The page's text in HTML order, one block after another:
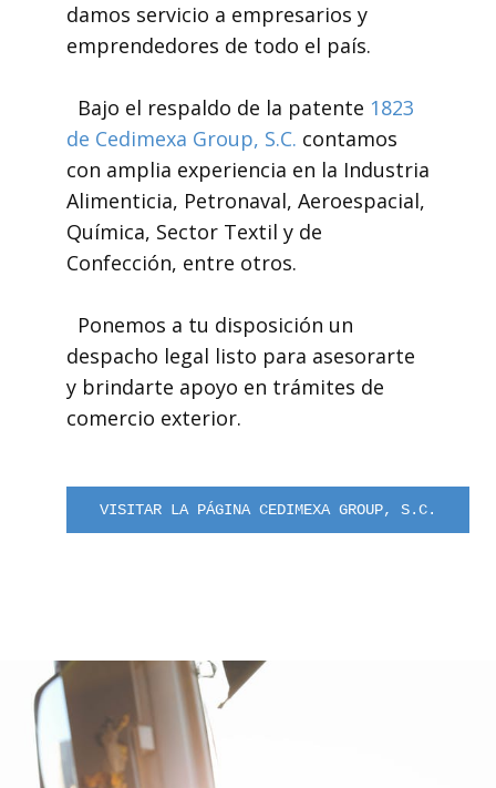
damos servicio a empresarios y
emprendedores de todo el país.
Bajo el respaldo de la patente 1823
de Cedimexa Group, S.C. contamos
con amplia experiencia en la Industria
Alimenticia, Petronaval, Aeroespacial,
Química, Sector Textil y de
Confección, entre otros.
Ponemos a tu disposición un
despacho legal listo para asesorarte
y brindarte apoyo en trámites de
comercio exterior.
VISITAR LA PÁGINA CEDIMEXA GROUP, S.C.